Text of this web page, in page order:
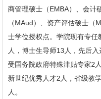
商管理硕士（EMBA）、会计
（MAud）、资产评估硕士（
士学位授权点。学院现有专
人，博士生导师13人，先后
受国务院政府特殊津贴专家2
新世纪优秀人才2人，省级教
人。